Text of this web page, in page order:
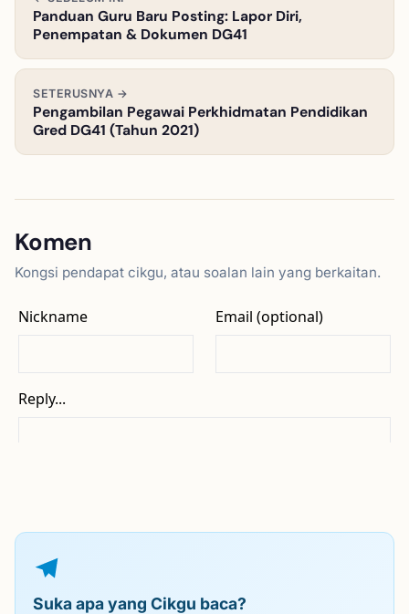
Panduan Guru Baru Posting: Lapor Diri,
Penempatan & Dokumen DG41
SETERUSNYA →
Pengambilan Pegawai Perkhidmatan Pendidikan
Gred DG41 (Tahun 2021)
Komen
Kongsi pendapat cikgu, atau soalan lain yang berkaitan.
Suka apa yang Cikgu baca?